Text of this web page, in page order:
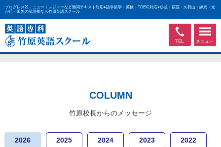
プログレス21・ニュートレジャーなど難関テキスト対応●語学留学・英検・TOEIC対応●杉並・荻窪・久我山・練馬・光
が丘・田無の英語塾なら竹原英語スクール
COLUMN
竹原校長からのメッセージ
2026 2025 2024 2023 2022